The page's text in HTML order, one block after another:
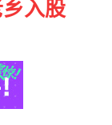
入股